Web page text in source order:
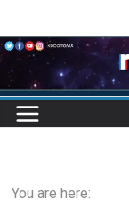
to
content
You are here: